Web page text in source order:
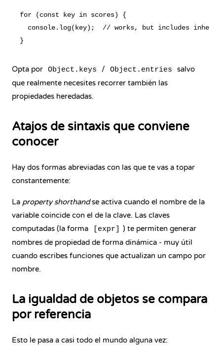
for (const key in scores) {
console.log(key);  // works, but includes
Opta por Object.keys / Object.entries
salvo
que realmente necesites recorrer también las
propiedades heredadas.
Atajos de sintaxis que conviene
conocer
Hay dos formas abreviadas con las que te vas a topar
constantemente:
La property shorthandse activa cuando el nombre de la
variable coincide con el de la clave. Las claves
computadas (la forma
[expr]
) te permiten generar
nombres de propiedad de forma dinámica - muy útil
cuando escribes funciones que actualizan un campo por
nombre.
La igualdad de objetos se compara
por referencia
Esto le pasa a casi todo el mundo alguna vez: